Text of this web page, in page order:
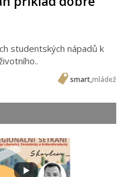
studentských nápadů k
smart,mládež